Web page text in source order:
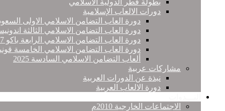
بطولة قطر الدولية الاسلامي
دورات الالعاب الإسلامية
دورة العاب التضامن الاسلامي الاولى
دورة العاب التضامن الاسلامي الثالثة
دورة العاب التضامن الاسلامي الرابعة باكو 2017
دورة العاب التضامن الاسلامي الخامسة
ألعاب التضامن الاسلامي السادسة 2025
مشاركات عربية
نبذة عن الدورات العربية
دورة الالعاب العربية
الاجتماعات الخارجية 2010م